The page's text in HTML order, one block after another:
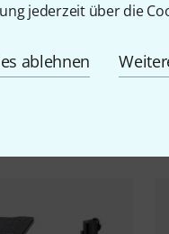
jederzeit über die
ablehnen